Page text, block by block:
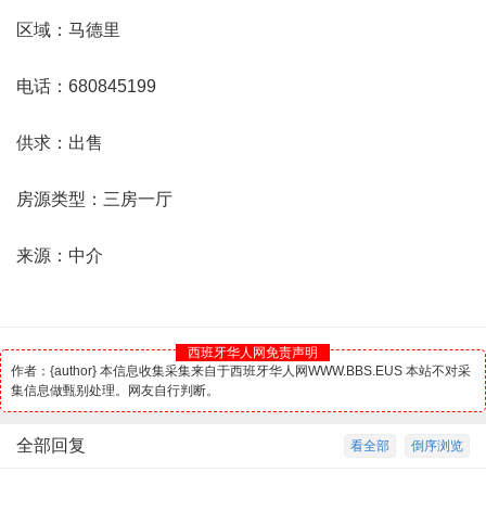
区域： 马德里
电话：680845199
供求：出售
房源类型：三房一厅
来源：中介
西班牙华人网免责声明
作者：{author} 本信息收集采集来自于西班牙华人网WWW.BBS.EUS 本站不对采
集信息做甄别处理。网友自行判断。
倒序浏览
看全部
全部回复